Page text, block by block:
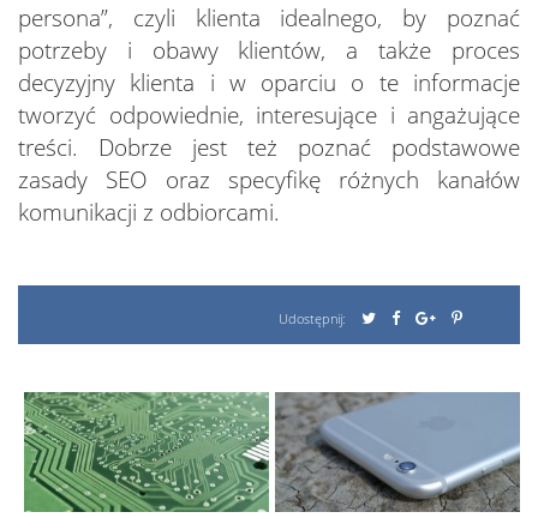
persona”, czyli klienta idealnego, by poznać
potrzeby i obawy klientów, a także proces
decyzyjny klienta i w oparciu o te informacje
tworzyć odpowiednie, interesujące i angażujące
treści. Dobrze jest też poznać podstawowe
zasady SEO oraz specyfikę różnych kanałów
komunikacji z odbiorcami.
Udostępnij: